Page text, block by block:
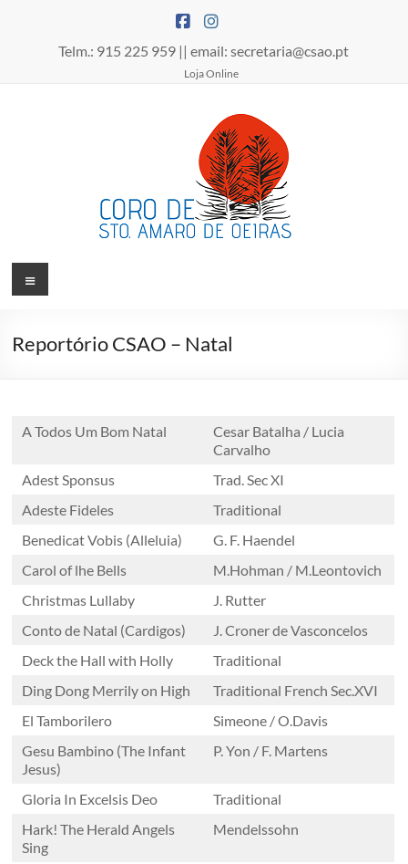
Telm.: 915 225 959 || email: secretaria@csao.pt
Loja Online
Coro
Santo
Oeiras
Santo
Amaro
Oeiras
um
amador
do
fundado
em
1960
Menu
Reportório CSAO – Natal
A Todos Um Bom Natal
Cesar Batalha / Lucia
Carvalho
Adest Sponsus
Trad. Sec XI
Adeste Fideles
Traditional
Benedicat Vobis (Alleluia)
G. F. Haendel
Carol of lhe Bells
M.Hohman / M.Leontovich
Christmas Lullaby
J. Rutter
Conto de Natal (Cardigos)
J. Croner de Vasconcelos
Deck the Hall with Holly
Traditional
Ding Dong Merrily on High
Traditional French Sec.XVI
El Tamborilero
Simeone / O.Davis
Gesu Bambino (The Infant
Jesus)
P. Yon / F. Martens
Gloria In Excelsis Deo
Traditional
Hark! The Herald Angels
Sing
Mendelssohn